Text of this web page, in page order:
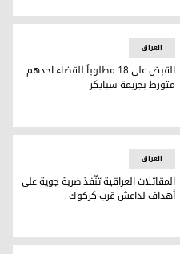
تعاون مع الجانب الامريكي
العراق
القبض على 18 مطلوباً للقضاء احدهم
متورط بجريمة سبايكر
جوية على أهداف لداعش قرب
العراق
المقاتلات العراقية تنّفذ ضربة جوية على
أهداف لداعش قرب كركوك